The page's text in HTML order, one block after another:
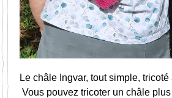
Le châle Ingvar, tout simple,
Vous pouvez tricoter un châle